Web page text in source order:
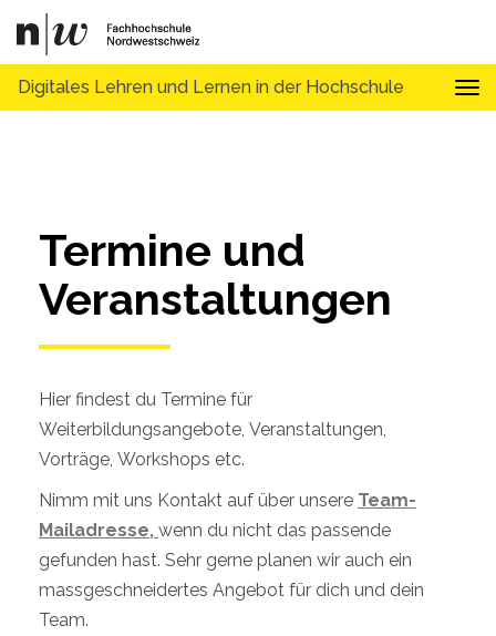
Digitales Lehren und Lernen in der Hochschule
Termine und
Veranstaltungen
Hier findest du Termine für
Weiterbildungsangebote, Veranstaltungen,
Vorträge, Workshops etc.
Nimm mit uns Kontakt auf über unsere Team-
Mailadresse, wenn du nicht das passende
gefunden hast. Sehr gerne planen wir auch ein
massgeschneidertes Angebot für dich und dein
Team.